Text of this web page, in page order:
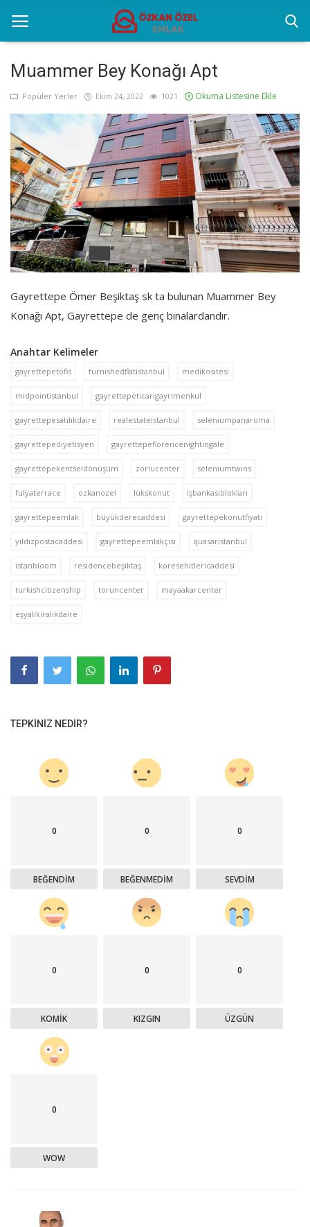
Anasayfa
Popüler Yerler
Gayrettepe Projeler
Genel
Galeri
İletişim
Türkçe
Muammer Bey Konağı Apt
Popüler Yerler Ekim 24, 2022 1021 Okuma Listesine Ekle
Gayrettepe Ömer Beşiktaş sk ta bulunan Muammer Bey
Konağı Apt, Gayrettepe de genç binalardandır.
Anahtar Kelimeler
gayrettepetofis furnishedflatistanbul medikositesi
midpointistanbul gayrettepeticarigayrimenkul
gayrettepesatılıkdaire realestateistanbul seleniumpanaroma
gayrettepediyetisyen gayrettepeflorencenightingale
gayrettepekentseldönüşüm zorlucenter seleniumtwins
fulyaterrace ozkanozel lükskonut işbankasıblokları
gayrettepeemlak büyükderecaddesi gayrettepekonutfiyatı
yıldızpostacaddesi gayrettepeemlakçısı quasaristanbul
istanbloom residencebeşiktaş koresehitlericaddesi
turkishcitizenship toruncenter mayaakarcenter
eşyalıkiralıkdaire
TEPKINIZ NEDIR?
0
BEĞENDIM
0
BEĞENMEDIM
0
SEVDIM
0
KOMIK
0
KIZGIN
0
ÜZGÜN
0
WOW